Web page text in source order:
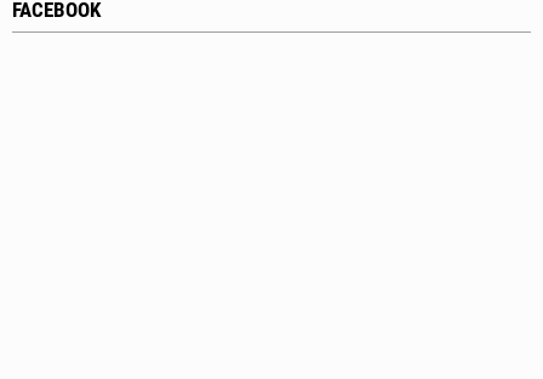
FACEBOOK